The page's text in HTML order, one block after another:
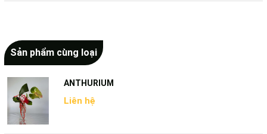
Sản phẩm cùng loại
ANTHURIUM
Liên hệ